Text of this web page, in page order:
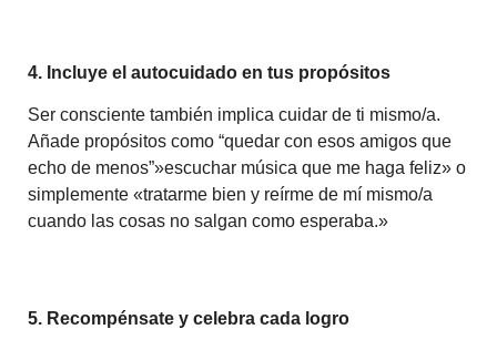
4. Incluye el autocuidado en tus propósitos
Ser consciente también implica cuidar de ti mismo/a.
Añade propósitos como “quedar con esos amigos que
echo de menos”»escuchar música que me haga feliz» o
simplemente «tratarme bien y reírme de mí mismo/a
cuando las cosas no salgan como esperaba.»
5. Recompénsate y celebra cada logro